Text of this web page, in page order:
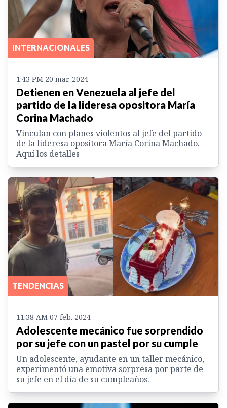
INTERNACIONALES
1:43 PM 20 mar. 2024
Detienen en Venezuela al jefe del
partido de la lideresa opositora María
Corina Machado
Vinculan con planes violentos al jefe del partido
de la lideresa opositora María Corina Machado.
Aquí los detalles
TENDENCIAS
11:38 AM 07 feb. 2024
Adolescente mecánico fue sorprendido
por su jefe con un pastel por su cumple
Un adolescente, ayudante en un taller mecánico,
experimentó una emotiva sorpresa por parte de
su jefe en el día de su cumpleaños.